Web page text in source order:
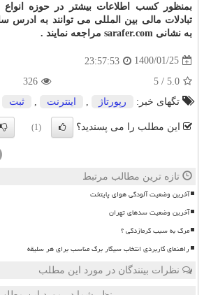
بمنظور کسب اطلاعات بیشتر در حوزه
تبادلات مالی بین المللی می توانند به
به نشانی sarafer.com مراجعه نمایند .
1400/01/25
23:57:53
5.0
/
5
326
تگهای خبر:
رپورتاژ اینترنت ثبت
این مطلب را می پسندید؟ (1)
تازه ترین مطالب مرتبط
آخرین وضعیت آلودگی هوای پایتخت
آخرین وضعیت سدهای تهران
مرگ به سبب گرمازدگی ؟
راهنمای کاربردی انتخاب سیگار برگ مناسب برای هر سلیقه
نظرات بینندگان در مورد این مطلب